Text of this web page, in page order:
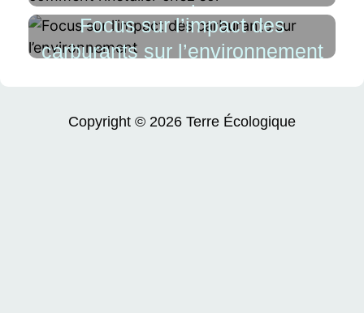
soi
Focus sur l’impact des
carburants sur l’environnement
Copyright © 2026 Terre Écologique